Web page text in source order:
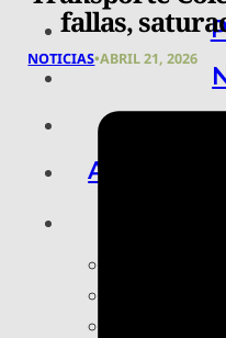
ARTE,
fallas,
NOTICIAS•ABRIL 21, 2026